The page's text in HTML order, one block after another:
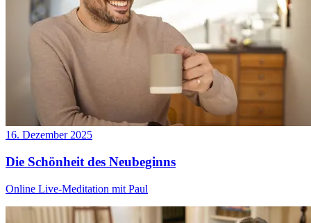
16. Dezember 2025
Die Schönheit des Neubeginns
Online Live-Meditation mit Paul